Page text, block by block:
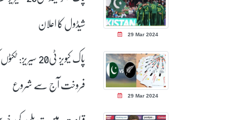
29 Mar 2024
شیڈول کا اعلان
29 Mar 2024
پاک کیویز ٹی20
فروخت آج سے شروع